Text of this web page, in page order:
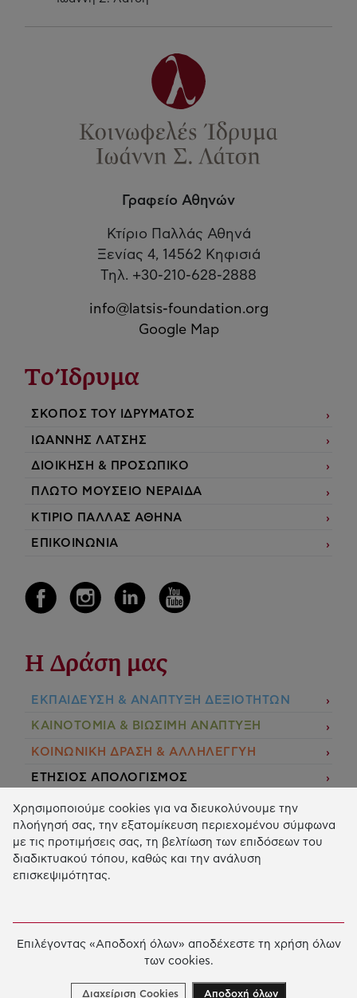
Γραφείο Αθηνών
Κτίριο Παλλάς Αθηνά
Ξενίας 4, 14562 Κηφισιά
Τηλ. +30-210-628-2888
info@latsis-foundation.org
Google Map
Το Ίδρυμα
ΣΚΟΠΟΣ ΤΟΥ ΙΔΡΥΜΑΤΟΣ
ΙΩΑΝΝΗΣ ΛΑΤΣΗΣ
ΔΙΟΙΚΗΣΗ & ΠΡΟΣΩΠΙΚΟ
ΠΛΩΤΟ ΜΟΥΣΕΙΟ ΝΕΡΑΙΔΑ
ΚΤΙΡΙΟ ΠΑΛΛΑΣ ΑΘΗΝΑ
ΕΠΙΚΟΙΝΩΝΙΑ
Η Δράση μας
ΕΚΠΑIΔΕΥΣΗ & ΑΝΑΠΤΥΞΗ ΔΕΞΙΟΤΗΤΩΝ
ΚΑΙΝΟΤΟΜΙΑ & ΒΙΩΣΙΜΗ ΑΝΑΠΤΥΞΗ
ΚΟΙΝΩΝΙΚΗ ΔΡΑΣΗ & ΑΛΛΗΛΕΓΓΥΗ
ΕΤΗΣΙΟΣ ΑΠΟΛΟΓΙΣΜΟΣ
E-LIBRARY
ΧΡΗΜΑΤΟΔΟΤΗΣΕΙΣ
ΑΙΤΗΣΗ ΧΡΗΜΑΤΟΔΟΤΗΣΗΣ
Δεδομένων
Ρυθμίσεις Cookies
Created byCantaloop
Χρησιμοποιούμε cookies για να διευκολύνουμε την
πλοήγησή σας, την εξατομίκευση περιεχομένου σύμφωνα
με τις προτιμήσεις σας, τη βελτίωση των επιδόσεων του
διαδικτυακού τόπου, καθώς και την ανάλυση
επισκεψιμότητας.
Επιλέγοντας «Αποδοχή όλων» αποδέχεστε τη χρήση όλων
των cookies.
Διαχείριση Cookies Αποδοχή όλων